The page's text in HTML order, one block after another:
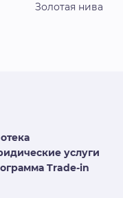
Золотая нива
услуги
Trade-in